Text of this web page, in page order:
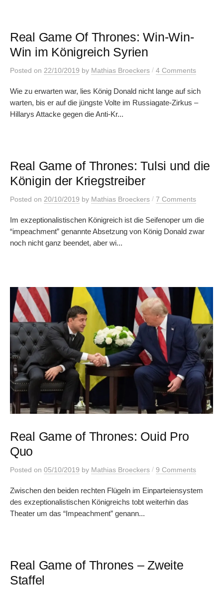
Real Game Of Thrones: Win-Win-
Win im Königreich Syrien
Posted on 22/10/2019 by Mathias Broeckers / 4 Comments
Wie zu erwarten war, lies König Donald nicht lange auf sich
warten, bis er auf die jüngste Volte im Russiagate-Zirkus –
Hillarys Attacke gegen die Anti-Kr...
Real Game of Thrones: Tulsi und die
Königin der Kriegstreiber
Posted on 20/10/2019 by Mathias Broeckers / 7 Comments
Im exzeptionalistischen Königreich ist die Seifenoper um die
“impeachment” genannte Absetzung von König Donald zwar
noch nicht ganz beendet, aber wi...
Real Game of Thrones: Ouid Pro
Quo
Posted on 05/10/2019 by Mathias Broeckers / 9 Comments
Zwischen den beiden rechten Flügeln im Einparteiensystem
des exzeptionalistischen Königreichs tobt weiterhin das
Theater um das “Impeachment” genann...
Real Game of Thrones – Zweite
Staffel